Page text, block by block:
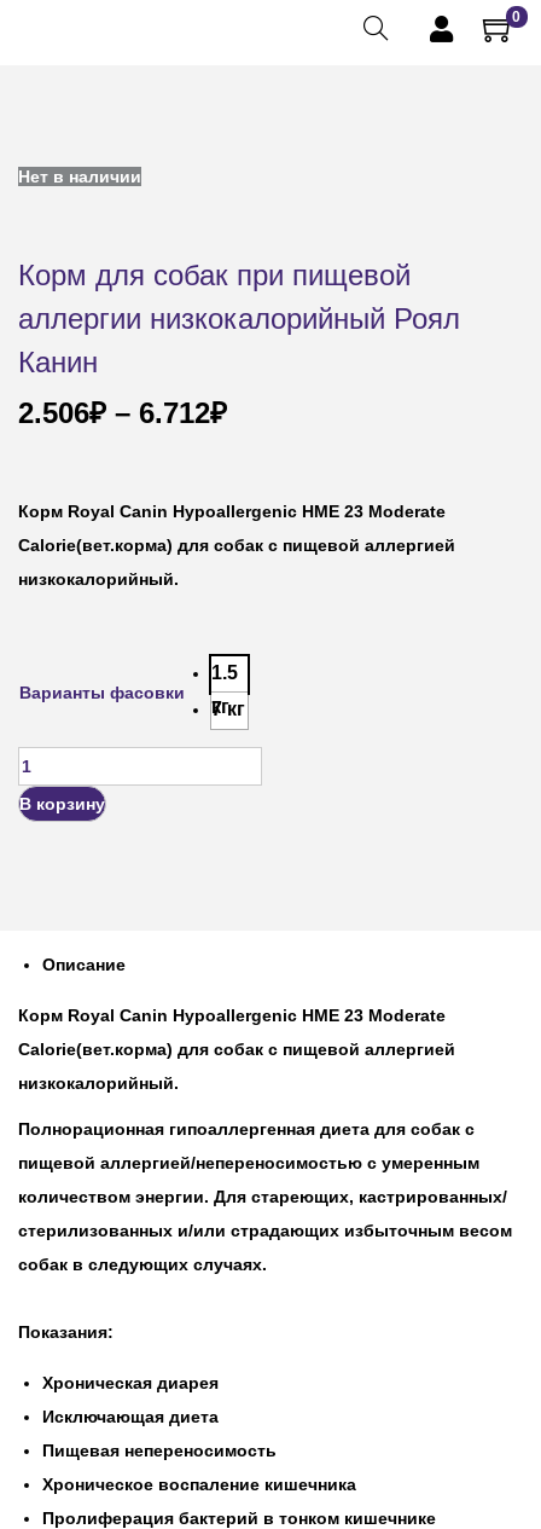
0
Нет в наличии
Корм для собак при пищевой
аллергии низкокалорийный Роял
Канин
2.506₽ – 6.712₽
Корм Royal Canin Hypoallergenic HME 23 Moderate
Calorie(вет.корма) для собак с пищевой аллергией
низкокалорийный.
Варианты фасовки
1.5
кг
7 кг
В корзину
Описание
Корм Royal Canin Hypoallergenic HME 23 Moderate
Calorie(вет.корма) для собак с пищевой аллергией
низкокалорийный.
Полнорационная гипоаллергенная диета для собак с
пищевой аллергией/непереносимостью с умеренным
количеством энергии. Для стареющих, кастрированных/
стерилизованных и/или страдающих избыточным весом
собак в следующих случаях.
Показания:
Хроническая диарея
Исключающая диета
Пищевая непереносимость
Хроническое воспаление кишечника
Пролиферация бактерий в тонком кишечнике